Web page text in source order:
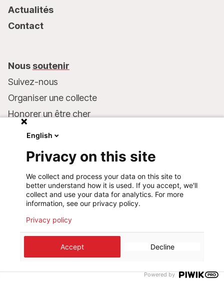
Actualités
Contact
Nous soutenir
Suivez-nous
Organiser une collecte
Honorer un être cher
Faire un don
Coordonnées bancaires :
LU75 1111 0000 4848 0000
Comportement responsable
Médecins Sans Frontières Luxembourg
Design+Digital :Bunker Palace
English
Privacy on this site
We collect and process your data on this site to
better understand how it is used. If you accept, we'll
collect and use your data for analytics. For more
information, see our privacy policy.
Privacy policy
Accept Decline
Powered by